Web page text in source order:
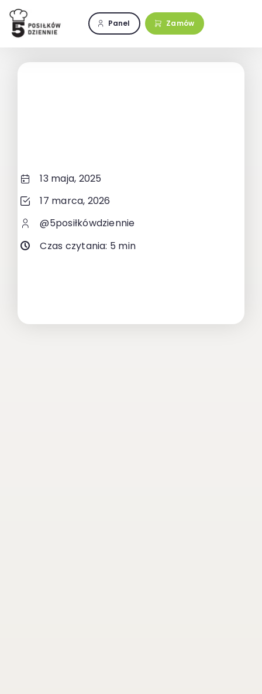
Przejdź
zawartości
Panel Zamów
13 maja, 2025
17 marca, 2026
@5posiłkówdziennie
Czas czytania: 5 min